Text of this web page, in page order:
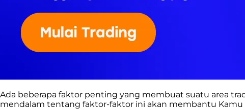
Ada beberapa faktor penting yang membuat suatu area
mendalam tentang faktor-faktor ini akan membantu